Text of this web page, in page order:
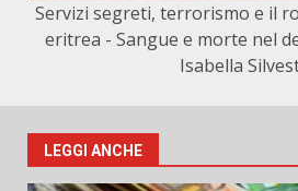
Servizi segreti, terrorismo e il
eritrea - Sangue e morte nel
Isabella
LEGGI ANCHE